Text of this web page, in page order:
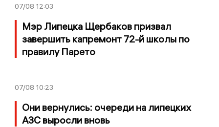
07/08 12:03
Мэр Липецка Щербаков призвал
завершить капремонт 72-й школы по
правилу Парето
07/08 10:23
Они вернулись: очереди на липецких
АЗС выросли вновь